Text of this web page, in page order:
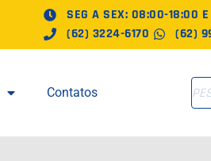
SEG A SEX: 08:00-18:00
(62) 3224-6170
(62)
Contatos